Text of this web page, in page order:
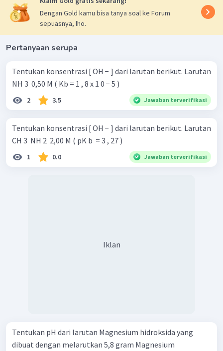
Dengan Gold kamu bisa tanya soal ke Forum
sepuasnya, lho.
Pertanyaan serupa
Tentukan konsentrasi [ OH − ] dari larutan berikut. Larutan
NH 3 ​ 0,50 M ( Kb = 1 , 8 x 1 0 − 5 )
2 3.5 Jawaban terverifikasi
Tentukan konsentrasi [ OH − ] dari larutan berikut. Larutan
CH 3 ​ NH 2 ​ 2,00 M ( pK b ​ = 3 , 27 )
1 0.0 Jawaban terverifikasi
Iklan
Tentukan pH dari larutan Magnesium hidroksida yang
dibuat dengan melarutkan 5,8 gram Magnesium